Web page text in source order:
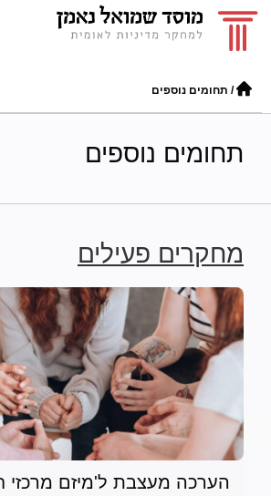
/ תחומים נוספים
תחומים נוספים
מחקרים פעילים
הערכה מעצבת ל'מיזם מרכזי